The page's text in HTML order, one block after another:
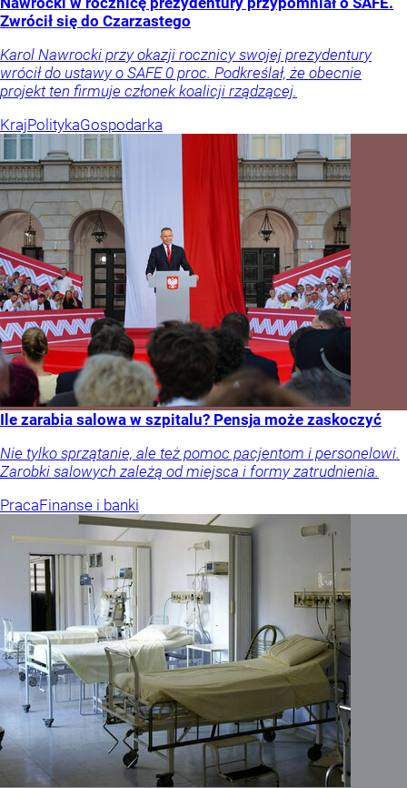
Zwrócił się do Czarzastego
Karol Nawrocki przy okazji rocznicy swojej prezydentury
wrócił do ustawy o SAFE 0 proc. Podkreślał, że obecnie
projekt ten firmuje członek koalicji rządzącej.
KrajPolitykaGospodarka
Ile zarabia salowa w szpitalu? Pensja może zaskoczyć
Nie tylko sprzątanie, ale też pomoc pacjentom i personelowi.
Zarobki salowych zależą od miejsca i formy zatrudnienia.
PracaFinanse i banki